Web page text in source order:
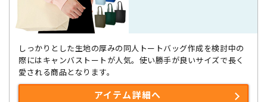
しっかりとした生地の厚みの同人トートバッグ作成を検討中の
際にはキャンバストートが人気。使い勝手が良いサイズで長く
愛される商品となります。
アイテム詳細へ